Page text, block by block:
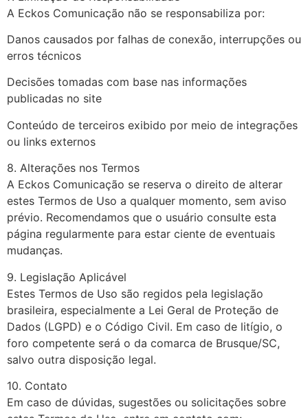
A Eckos Comunicação não se responsabiliza por:
Danos causados por falhas de conexão, interrupções ou
erros técnicos
Decisões tomadas com base nas informações
publicadas no site
Conteúdo de terceiros exibido por meio de integrações
ou links externos
8. Alterações nos Termos
A Eckos Comunicação se reserva o direito de alterar
estes Termos de Uso a qualquer momento, sem aviso
prévio. Recomendamos que o usuário consulte esta
página regularmente para estar ciente de eventuais
mudanças.
9. Legislação Aplicável
Estes Termos de Uso são regidos pela legislação
brasileira, especialmente a Lei Geral de Proteção de
Dados (LGPD) e o Código Civil. Em caso de litígio, o
foro competente será o da comarca de Brusque/SC,
salvo outra disposição legal.
10. Contato
Em caso de dúvidas, sugestões ou solicitações sobre